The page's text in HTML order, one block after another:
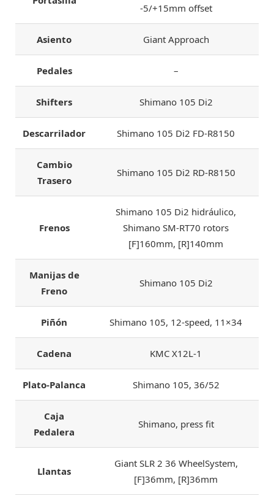
-5/+15mm offset
Asiento Giant Approach
Pedales –
Shifters Shimano 105 Di2
Descarrilador Shimano 105 Di2 FD-R8150
Cambio
Trasero
Shimano 105 Di2 RD-R8150
Frenos
Shimano 105 Di2 hidráulico,
Shimano SM-RT70 rotors
[F]160mm, [R]140mm
Manijas de
Freno
Shimano 105 Di2
Piñón Shimano 105, 12-speed, 11×34
Cadena KMC X12L-1
Plato-Palanca Shimano 105, 36/52
Caja
Pedalera
Shimano, press fit
Llantas
Giant SLR 2 36 WheelSystem,
[F]36mm, [R]36mm